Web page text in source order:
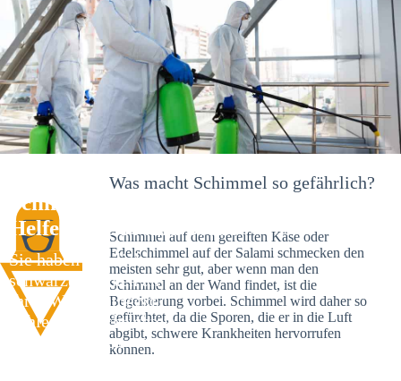
Schimmelexperte in Bernried – Ihr
Helfer an Ort und Stelle
Sie haben kürzlich
schwarze Flecken an
Ihrer Wand entdeckt?
Schlechte Nachrichten:
Sie haben einen
Was macht Schimmel so gefährlich?
Schimmel auf dem gereiften Käse oder
Edelschimmel auf der Salami schmecken den
meisten sehr gut, aber wenn man den
Schimmel an der Wand findet, ist die
Begeisterung vorbei. Schimmel wird daher so
gefürchtet, da die Sporen, die er in die Luft
abgibt, schwere Krankheiten hervorrufen
können.